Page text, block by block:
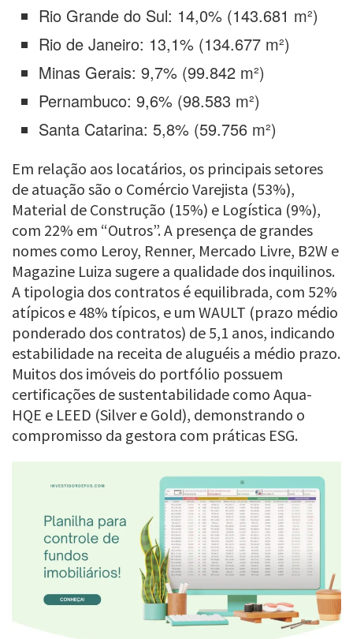
Rio Grande do Sul: 14,0% (143.681 m²)
Rio de Janeiro: 13,1% (134.677 m²)
Minas Gerais: 9,7% (99.842 m²)
Pernambuco: 9,6% (98.583 m²)
Santa Catarina: 5,8% (59.756 m²)
Em relação aos locatários, os principais setores
de atuação são o Comércio Varejista (53%),
Material de Construção (15%) e Logística (9%),
com 22% em “Outros”. A presença de grandes
nomes como Leroy, Renner, Mercado Livre, B2W e
Magazine Luiza sugere a qualidade dos inquilinos.
A tipologia dos contratos é equilibrada, com 52%
atípicos e 48% típicos, e um WAULT (prazo médio
ponderado dos contratos) de 5,1 anos, indicando
estabilidade na receita de aluguéis a médio prazo.
Muitos dos imóveis do portfólio possuem
certificações de sustentabilidade como Aqua-
HQE e LEED (Silver e Gold), demonstrando o
compromisso da gestora com práticas ESG.